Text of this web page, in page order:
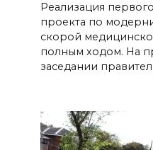
Реализация
проекта по
скорой
полным ходом. На
заседании